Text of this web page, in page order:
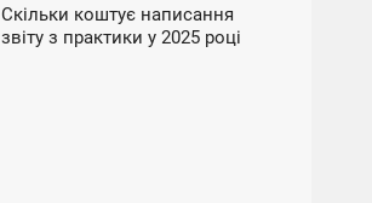
Скільки коштує написання
звіту з практики у 2025 році